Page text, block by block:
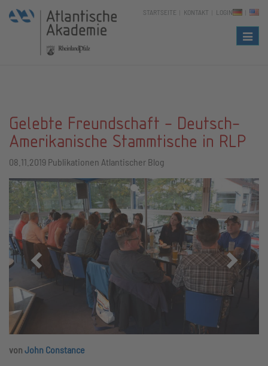
STARTSEITE KONTAKT LOGIN
Gelebte Freundschaft - Deutsch-
Amerikanische Stammtische in RLP
08.11.2019 Publikationen Atlantischer Blog
Zurück Vor
von John Constance